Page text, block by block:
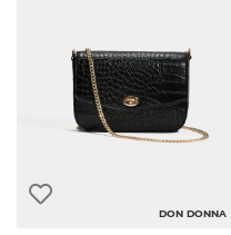
DON DONNA